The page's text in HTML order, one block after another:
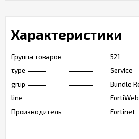
Характеристики
Группа товаров
521
type
Service
grup
Bundle
line
FortiWeb
Производитель
Fortinet